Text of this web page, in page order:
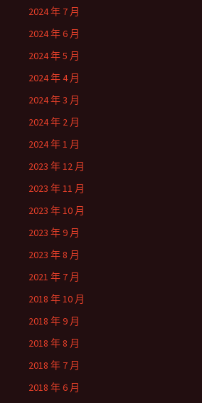
2024 年 7 月
2024 年 6 月
2024 年 5 月
2024 年 4 月
2024 年 3 月
2024 年 2 月
2024 年 1 月
2023 年 12 月
2023 年 11 月
2023 年 10 月
2023 年 9 月
2023 年 8 月
2021 年 7 月
2018 年 10 月
2018 年 9 月
2018 年 8 月
2018 年 7 月
2018 年 6 月